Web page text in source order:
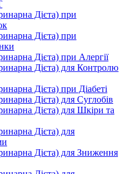
Дієта) при
Дієта) при
Дієта) при Алергії
Дієта) для Контролю
Дієта) при Діабеті
Дієта) для Суглобів
Дієта) для Шкіри та
Дієта) для
Дієта) для Зниження